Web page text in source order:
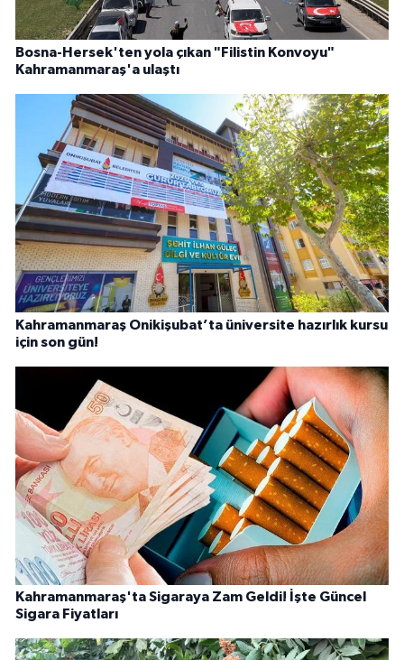
Bosna-Hersek'ten yola çıkan "Filistin Konvoyu"
Kahramanmaraş'a ulaştı
Kahramanmaraş Onikişubat’ta üniversite hazırlık kursu
için son gün!
Kahramanmaraş'ta Sigaraya Zam Geldi! İşte Güncel
Sigara Fiyatları